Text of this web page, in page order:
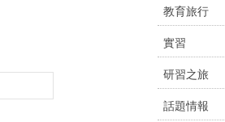
教育旅行
實習
研習之旅
話題情報